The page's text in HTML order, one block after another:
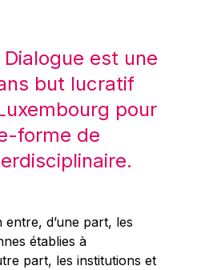
est une
but lucratif
pour
forme de
d’une part, les
établies à
part, les institutions et